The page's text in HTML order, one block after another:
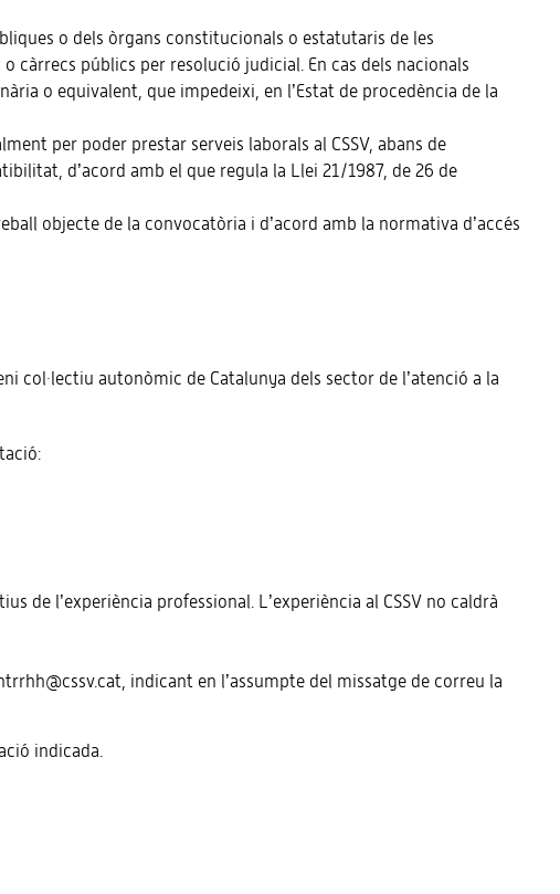
o dels òrgans constitucionals o estatutaris de les
càrrecs públics per resolució judicial. En cas dels nacionals
o equivalent, que impedeixi, en l’Estat de procedència de la
per poder prestar serveis laborals al CSSV, abans de
d’acord amb el que regula la Llei 21/1987, de 26 de
objecte de la convocatòria i d’acord amb la normativa d’accés
col·lectiu autonòmic de Catalunya dels sector de l’atenció a la
de l’experiència professional. L’experiència al CSSV no caldrà
indicant en l’assumpte del missatge de correu la
indicada.